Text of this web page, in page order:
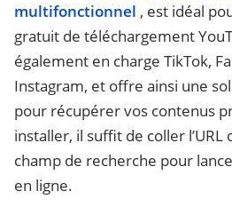
multifonctionnel , est idéal
gratuit de téléchargement
également en charge TikTok,
Instagram, et offre ainsi une
pour récupérer vos contenus
installer, il suffit de coller l’URL
champ de recherche pour
en ligne.